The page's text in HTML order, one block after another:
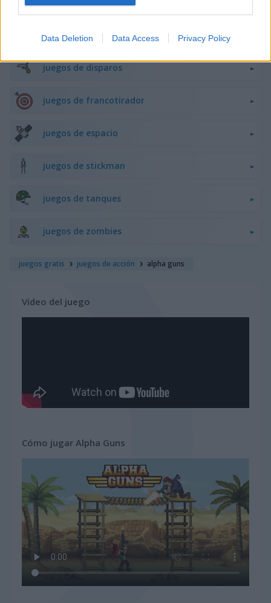
Data Deletion Data Access Privacy Policy
juegos de barcos
juegos de disparos
juegos de francotirador
juegos de espacio
juegos de stickman
juegos de tanques
juegos de zombies
juegos gratis juegos de acción alpha guns
Video del juego
Cómo jugar Alpha Guns